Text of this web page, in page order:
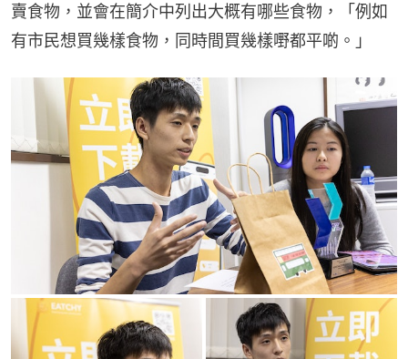
賣食物，並會在簡介中列出大概有哪些食物，「例如
有市民想買幾樣食物，同時間買幾樣嘢都平啲。」